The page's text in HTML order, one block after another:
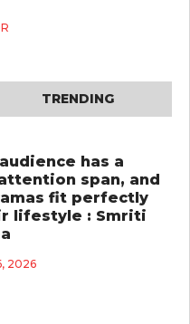
TRENDING
has a
span, and
fit perfectly
lifestyle : Smriti
2026